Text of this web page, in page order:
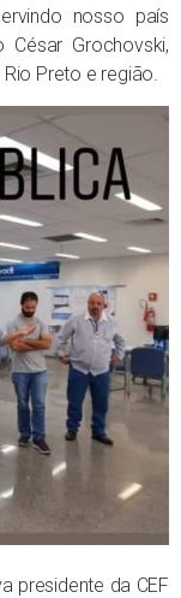
nosso país
César Grochovski,
Preto e região.
presidente da CEF